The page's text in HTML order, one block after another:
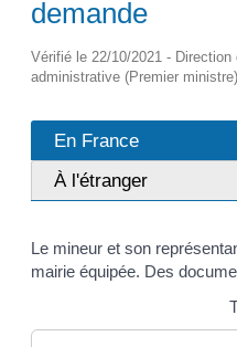
demande
Vérifié le 22/10/2021 -
administrative (Premier
En France
À l'étranger
Le mineur et son
mairie équipée. Des